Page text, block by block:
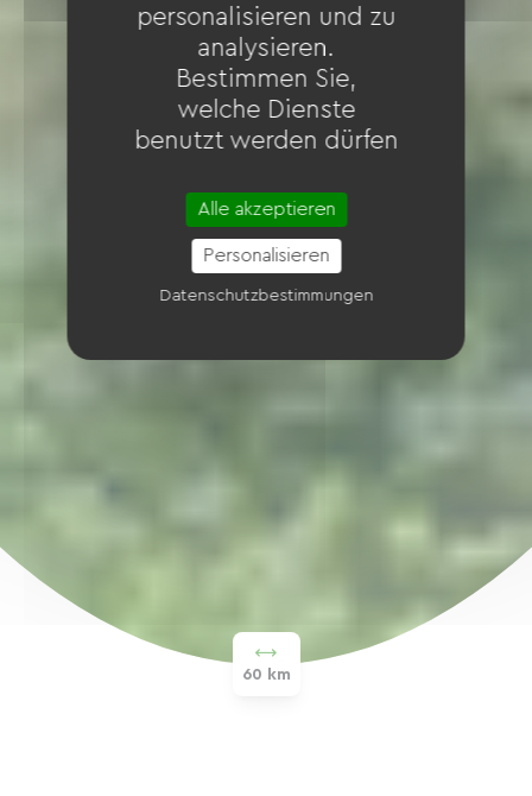
60 km
personalisieren und zu
analysieren.
Bestimmen Sie,
welche Dienste
benutzt werden dürfen
Alle akzeptieren
Personalisieren
Datenschutzbestimmungen